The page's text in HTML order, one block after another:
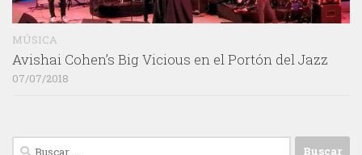
MÚSICA
Avishai Cohen’s Big Vicious en el Portón del Jazz
07/07/2018
Buscar: